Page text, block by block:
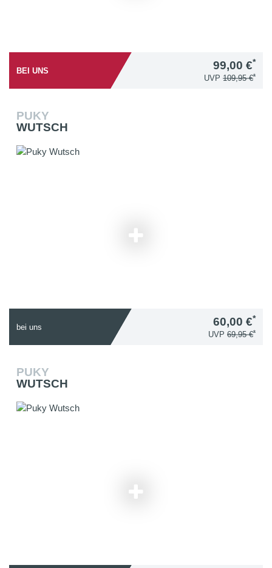
BEI UNS 99,00 €*
UVP 109,95 €*
PUKY
WUTSCH
bei uns 60,00 €*
UVP 69,95 €*
PUKY
WUTSCH